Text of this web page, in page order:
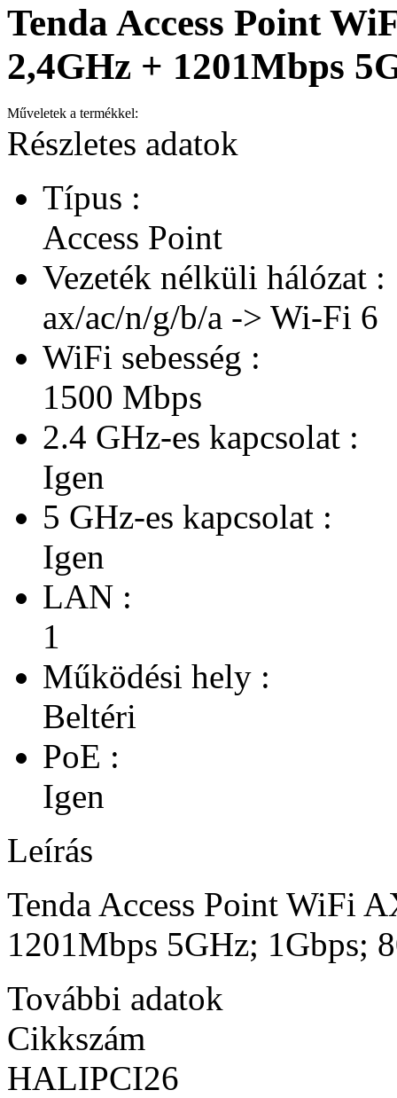
Tenda Access Point
2,4GHz + 1201Mbps
Műveletek a termékkel:
Részletes adatok
Típus :
Access Point
Vezeték nélküli hálózat :
ax/ac/n/g/b/a -> Wi-Fi 6
WiFi sebesség :
1500 Mbps
2.4 GHz-es kapcsolat :
Igen
5 GHz-es kapcsolat :
Igen
LAN :
1
Működési hely :
Beltéri
PoE :
Igen
Leírás
Tenda Access Point WiFi
1201Mbps 5GHz; 1Gbps;
További adatok
Cikkszám
HALIPCI26